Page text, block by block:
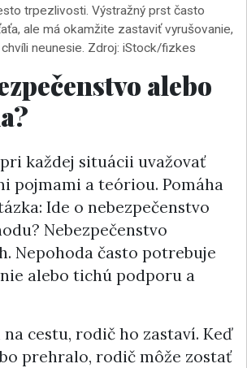
trpezlivosti. Výstražný prst často
ale má okamžite zastaviť vyrušovanie,
neunesie. Zdroj: iStock/fizkes
alebo
každej situácii uvažovať
pojmami a teóriou. Pomáha
Ide o nebezpečenstvo
Nebezpečenstvo
Nepohoda často potrebuje
alebo tichú podporu a
cestu, rodič ho zastaví. Keď
prehralo, rodič môže zostať